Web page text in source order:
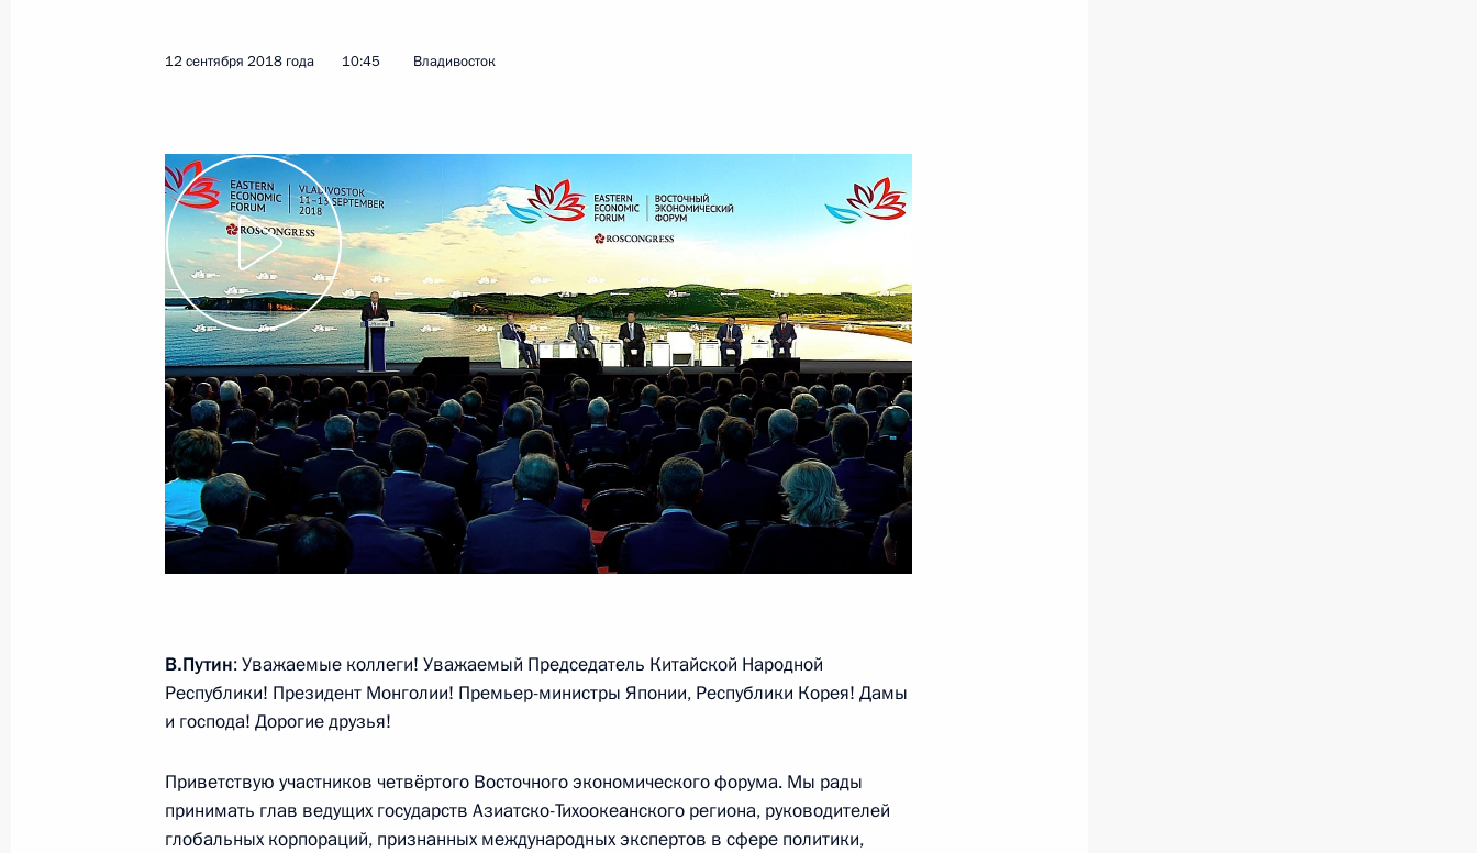
Показать следующие материалы
29 ноября 2018 года, четверг
Заседание Совета Безопасности Российской Федерации
29 ноября 2018 года, 15:40 Московская область, Ново-Огарёво
2 4м
28 ноября 2018 года, среда
Инвестиционный форум «Россия зовёт!»
28 ноября 2018 года, 15:15 Москва
10 58м
18 октября 2018 года, четверг
Заседание дискуссионного клуба «Валдай»
11 :
12 сентября 2018 года, среда
Владивосток
12 сентября 2018 года 10:45 Владивосток
В.Путин: Уважаемые коллеги! Уважаемый Председатель Китайской Народной
Республики! Президент Монголии! Премьер-министры Японии, Республики Корея! Дамы
и господа! Дорогие друзья!
Приветствую участников четвёртого Восточного экономического форума. Мы рады
принимать глав ведущих государств Азиатско-Тихоокеанского региона, руководителей
глобальных корпораций, признанных международных экспертов в сфере политики,